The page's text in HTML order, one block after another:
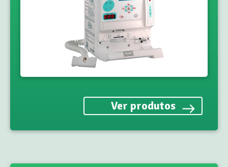
Ver produtos